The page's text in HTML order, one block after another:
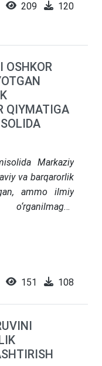
va boshqaruv
tahlili
Scorecard
tizimlari)
muhokama
Performance
tizimi
ushbu tadqiqot
muallif takliflari
209 120
OSHKOR
QIYMATIGA
Markaziy
va barqarorlik
ammo ilmiy
rentabelligi
2015–
22 ta tijorat
etish indeksi
O‘zbekiston
olindi.
151 108